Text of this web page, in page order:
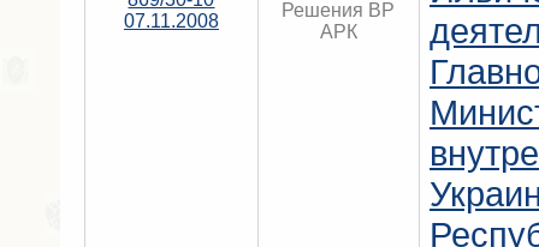
07.11.2008
Решения ВР
АРК